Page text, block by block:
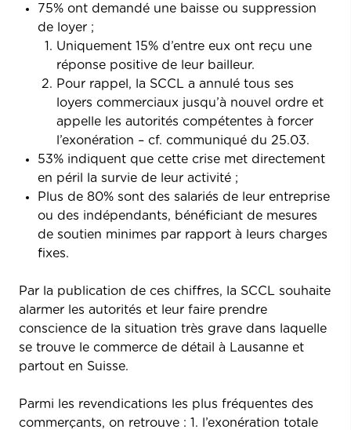
75% ont demandé une baisse ou suppression
de loyer ;
Uniquement 15% d’entre eux ont reçu une
réponse positive de leur bailleur.
Pour rappel, la SCCL a annulé tous ses
loyers commerciaux jusqu’à nouvel ordre et
appelle les autorités compétentes à forcer
l’exonération – cf. communiqué du 25.03.
53% indiquent que cette crise met directement
en péril la survie de leur activité ;
Plus de 80% sont des salariés de leur entreprise
ou des indépendants, bénéficiant de mesures
de soutien minimes par rapport à leurs charges
fixes.
Par la publication de ces chiffres, la SCCL souhaite
alarmer les autorités et leur faire prendre
conscience de la situation très grave dans laquelle
se trouve le commerce de détail à Lausanne et
partout en Suisse.
Parmi les revendications les plus fréquentes des
commerçants, on retrouve : 1. l’exonération totale